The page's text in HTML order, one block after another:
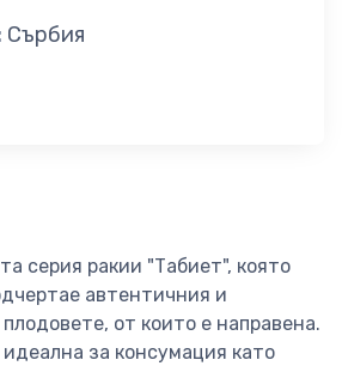
Сърбия
серия ракии "Табиет", която
автентичния и
от които е направена.
за консумация като